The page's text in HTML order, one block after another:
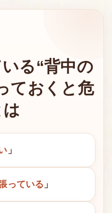
る“背中の
おくと危
」
っている 」